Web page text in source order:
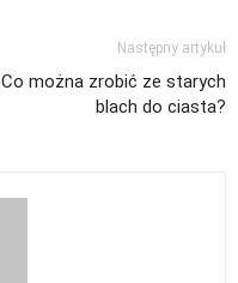
Następny artykuł
Co można zrobić ze starych
blach do ciasta?